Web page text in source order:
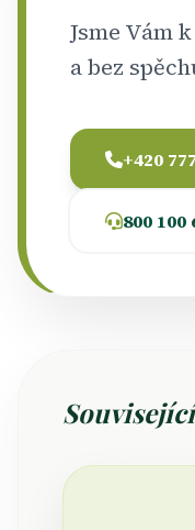
Jsme Vám
a bez
+420
800 100